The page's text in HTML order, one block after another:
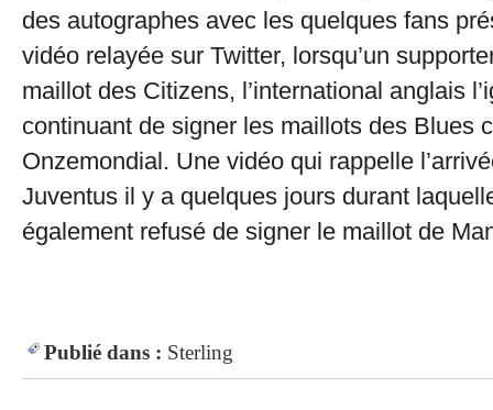
des autographes avec les quelques fans
vidéo relayée sur Twitter, lorsqu’un
maillot des Citizens, l’international anglais
continuant de signer les maillots des Blues
Onzemondial. Une vidéo qui rappelle
Juventus il y a quelques jours durant
également refusé de signer le maillot de
Publié dans : Sterling